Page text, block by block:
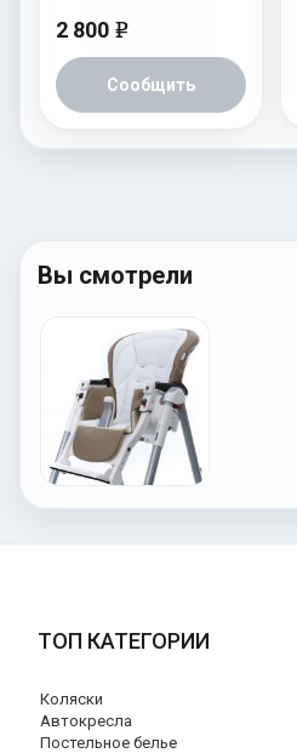
2 800 e
Сообщить
Вы смотрели
ТОП КАТЕГОРИИ
Коляски
Автокресла
Постельное белье